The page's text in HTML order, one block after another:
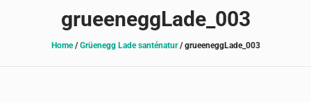
grueeneggLade_003
Home /Grüenegg Lade santénatur /grueeneggLade_003